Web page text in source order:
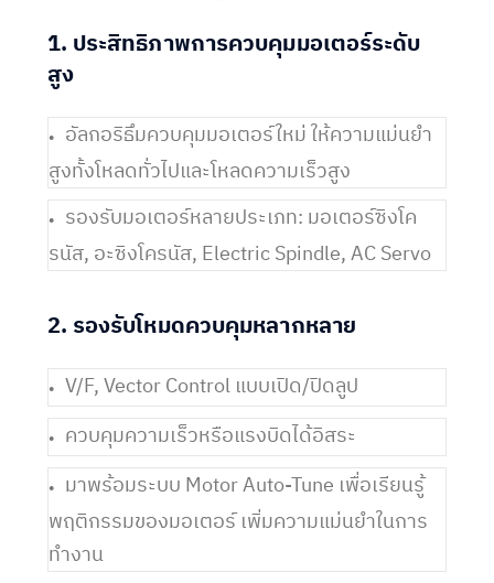
1. ประสิทธิภาพการควบคุมมอเตอร์ระดับ
สูง
อัลกอริธึมควบคุมมอเตอร์ใหม่ ให้ความแม่นยำ
สูงทั้งโหลดทั่วไปและโหลดความเร็วสูง
รองรับมอเตอร์หลายประเภท: มอเตอร์ซิงโค
รนัส, อะซิงโครนัส, Electric Spindle, AC Servo
2. รองรับโหมดควบคุมหลากหลาย
V/F, Vector Control แบบเปิด/ปิดลูป
ควบคุมความเร็วหรือแรงบิดได้อิสระ
มาพร้อมระบบ Motor Auto-Tune เพื่อเรียนรู้
พฤติกรรมของมอเตอร์ เพิ่มความแม่นยำในการ
ทำงาน